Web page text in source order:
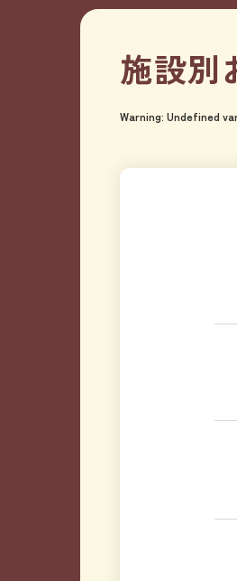
施設別
Warning: Undefined